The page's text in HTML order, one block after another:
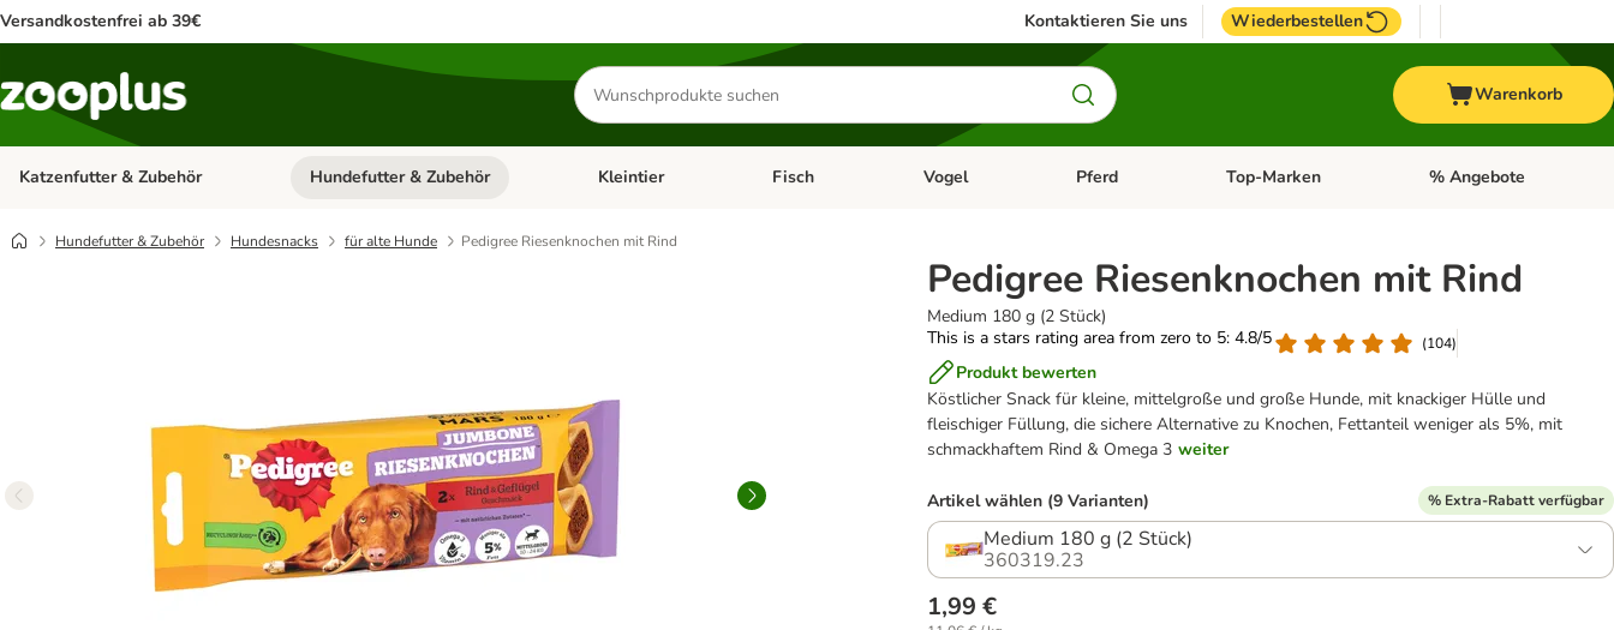
Versandkostenfrei ab 39€ Kontaktieren Sie uns Wiederbestellen
Produkte
suchen
Warenkorb
Katzenfutter & Zubehör Kategorie-Menü öffnen: Katzenfutter & Zubehör
Hundefutter & Zubehör Kategorie-Menü öffnen: Hundefutter & Zubehör
Kleintier Kategorie-Menü öffnen: Kleintier
Fisch Kategorie-Menü öffnen: Fisch
Vogel Kategorie-Menü öffnen: Vogel
Pferd Kategorie-Menü öffnen: Pferd
Top-Marken Kategorie-Menü öffnen:
% Angebote
Hundefutter & Zubehör Hundesnacks für alte Hunde Pedigree Riesenknochen mit Rind
Pedigree Riesenknochen mit Rind
Medium 180 g (2 Stück)
This is a stars rating area from zero to 5: 4.8/5
(104)
Produkt bewerten
Köstlicher Snack für kleine, mittelgroße und große Hunde, mit knackiger Hülle und
fleischiger Füllung, die sichere Alternative zu Knochen, Fettanteil weniger als 5%, mit
schmackhaftem Rind & Omega 3 weiter
Artikel wählen (9 Varianten) % Extra-Rabatt verfügbar
Medium 180 g (2 Stück)
360319.23
1,99 €